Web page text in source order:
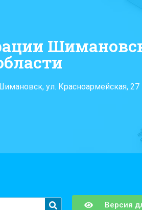
ул. Красноармейская, 27
Версия